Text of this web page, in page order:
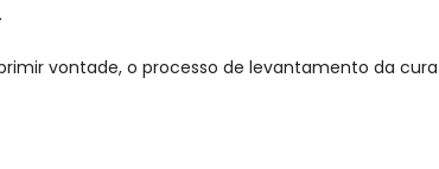
vontade, o processo de levantamento da